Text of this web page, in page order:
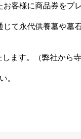
客様に商品券をプ
て永代供養墓や墓
ます。（弊社から
。